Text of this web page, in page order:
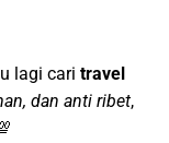
lagi cari travel
dan anti ribet,